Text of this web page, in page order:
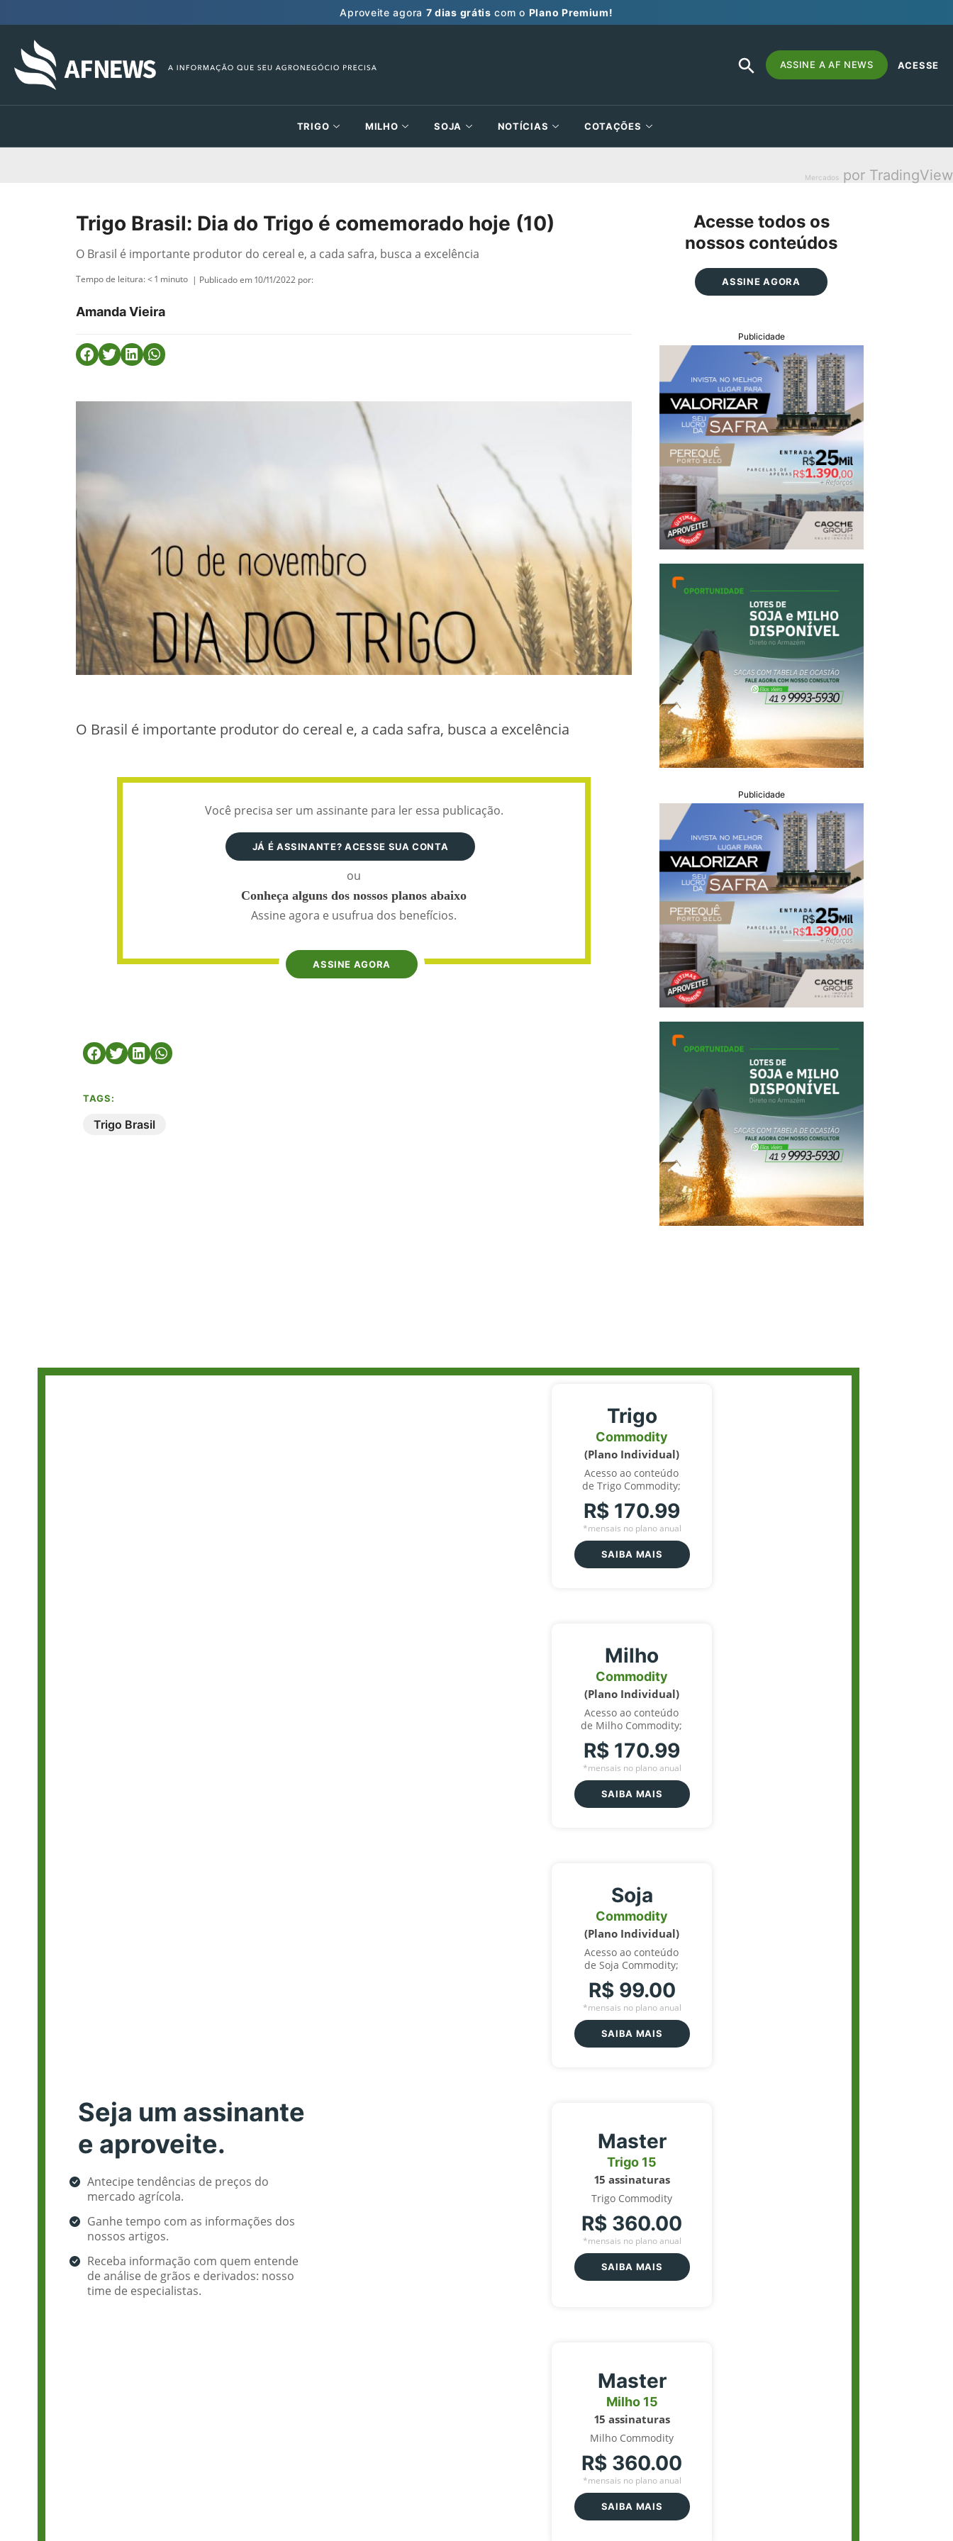
Aproveite agora 7 dias grátis com o Plano Premium!
Search
for:
SEARCH
BUTTON
ASSINE A AF NEWS ACESSE
TRIGO MILHO SOJA NOTÍCIAS COTAÇÕES
Mercados por TradingView
Trigo Brasil: Dia do Trigo é comemorado hoje (10)
O Brasil é importante produtor do cereal e, a cada safra, busca a excelência
Tempo de leitura:< 1 minuto | Publicado em 10/11/2022 por:
Amanda Vieira
O Brasil é importante produtor do cereal e, a cada safra, busca a excelência
Você precisa ser um assinante para ler essa publicação.
JÁ É ASSINANTE? ACESSE SUA CONTA
ou
Conheça alguns dos nossos planos abaixo
Assine agora e usufrua dos benefícios.
ASSINE AGORA
TAGS:
Trigo Brasil
Acesse todos os
nossos conteúdos
ASSINE AGORA
Publicidade
Publicidade
Seja um assinante
e aproveite.
Antecipe tendências de preços do
mercado agrícola.
Ganhe tempo com as informações dos
nossos artigos.
Receba informação com quem entende
de análise de grãos e derivados: nosso
time de especialistas.
Trigo
Commodity
(Plano Individual)
Acesso ao conteúdo
de Trigo Commodity;
R$ 170.99
*mensais no plano anual
SAIBA MAIS
Milho
Commodity
(Plano Individual)
Acesso ao conteúdo
de Milho Commodity;
R$ 170.99
*mensais no plano anual
SAIBA MAIS
Soja
Commodity
(Plano Individual)
Acesso ao conteúdo
de Soja Commodity;
R$ 99.00
*mensais no plano anual
SAIBA MAIS
Master
Trigo 15
15 assinaturas
Trigo Commodity
R$ 360.00
*mensais no plano anual
SAIBA MAIS
Master
Milho 15
15 assinaturas
Milho Commodity
R$ 360.00
*mensais no plano anual
SAIBA MAIS